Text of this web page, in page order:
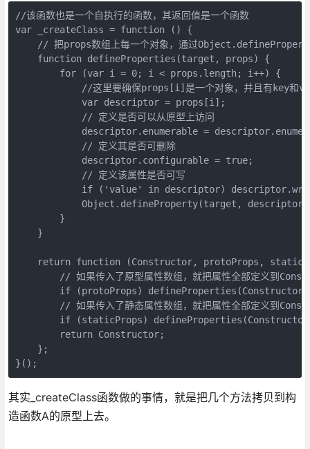
//该函数也是一个自执行的函数，其返回值是一个函数
var _createClass = function () {
// 把props数组上每一个对象，通过
    function defineProperties(target, props) {
        for (var i = 0; i < props.length; i++) {
//这里要确保props[i]是一个对象，并且有key和
            var descriptor = props[i];
            // 定义是否可以从原型上访问
descriptor.enumerable =
            // 定义其是否可删除
            descriptor.configurable = true;
            // 定义该属性是否可写
if ('value' in descriptor)
Object.defineProperty(target,
        }
    }
return function (Constructor, protoProps,
// 如果传入了原型属性数组，就把属性全部定义到
if (protoProps)
// 如果传入了静态属性数组，就把属性全部定义到
if (staticProps)
        return Constructor;
    };
}();
其实_createClass函数做的事情，就是把几个方法拷贝到构
造函数A的原型上去。